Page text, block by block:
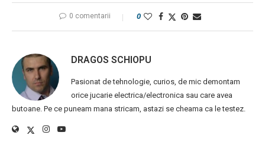
0 comentarii 0
DRAGOS SCHIOPU
Pasionat de tehnologie, curios, de mic demontam
orice jucarie electrica/electronica sau care avea
butoane. Pe ce puneam mana stricam, astazi se cheama ca le testez.